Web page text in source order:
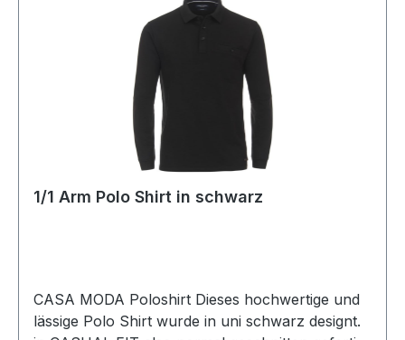
1/1 Arm Polo Shirt in schwarz
CASA MODA Poloshirt Dieses hochwertige und
lässige Polo Shirt wurde in uni schwarz designt.